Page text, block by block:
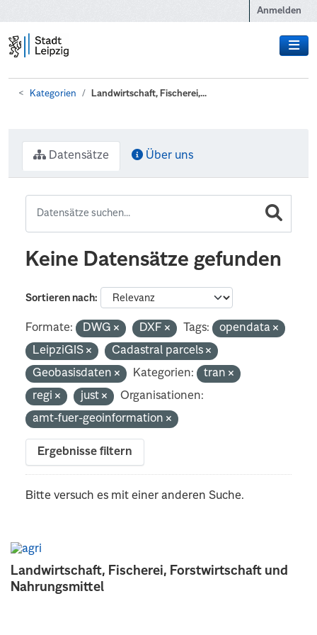
Anmelden
Kategorien Landwirtschaft, Fischerei,...
Landwirtschaft, Fischerei, Forstwirtschaft und
Nahrungsmittel
Datensätze Über uns
Keine Datensätze gefunden
Sortieren nach
Formate: DWG DXF Tags:
opendata
LeipziGIS
Cadastral parcels
Geobasisdaten
Kategorien:
tran
regi
just
Organisationen:
amt-fuer-geoinformation
Ergebnisse filtern
Bitte versuch es mit einer anderen Suche.